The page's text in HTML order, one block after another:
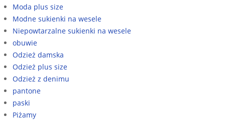
Moda plus size
Modne sukienki na wesele
Niepowtarzalne sukienki na wesele
obuwie
Odzież damska
Odzież plus size
Odzież z denimu
pantone
paski
Piżamy